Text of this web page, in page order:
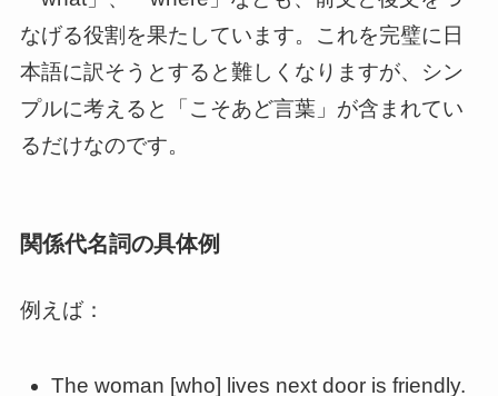
なげる役割を果たしています。これを完璧に日
本語に訳そうとすると難しくなりますが、シン
プルに考えると「こそあど言葉」が含まれてい
るだけなのです。
関係代名詞の具体例
例えば：
The woman [who] lives next door is friendly.